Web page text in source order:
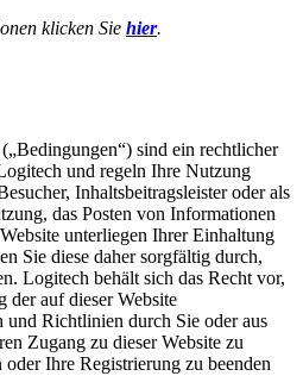
klicken Sie hier.
sind ein rechtlicher
und regeln Ihre Nutzung
Inhaltsbeitragsleister oder als
das Posten von Informationen
unterliegen Ihrer Einhaltung
Sie diese daher sorgfältig durch,
Logitech behält sich das Recht vor,
der auf dieser Website
Richtlinien durch Sie oder aus
Zugang zu dieser Website zu
oder Ihre Registrierung zu beenden